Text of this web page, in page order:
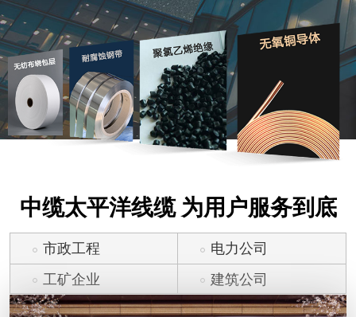
中缆太平洋线缆 为用户服务到底
市政工程
电力公司
工矿企业
建筑公司